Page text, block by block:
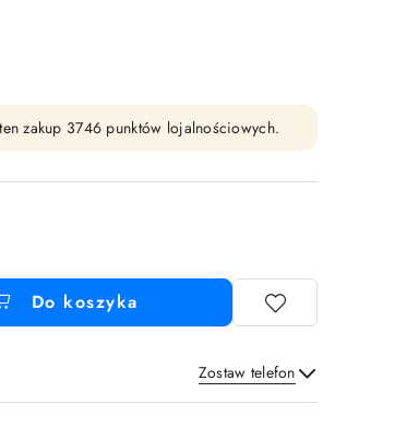
zakup 3746 punktów lojalnościowych.
Do koszyka
Zostaw telefon
Wyślij